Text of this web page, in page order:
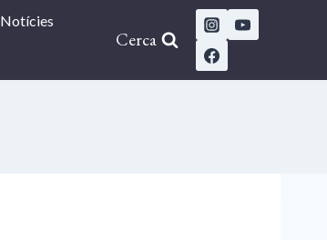
Notícies
Cerca